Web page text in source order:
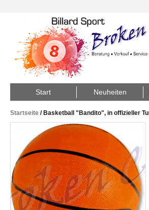
Start Neuheiten
Startseite / Basketball "Bandito", in offizieller